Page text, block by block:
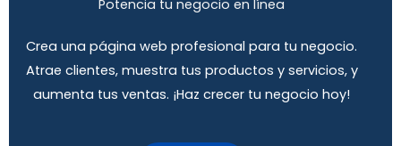
Potencia tu negocio en línea
Crea una página web profesional para tu negocio.
Atrae clientes, muestra tus productos y servicios, y
aumenta tus ventas. ¡Haz crecer tu negocio hoy!